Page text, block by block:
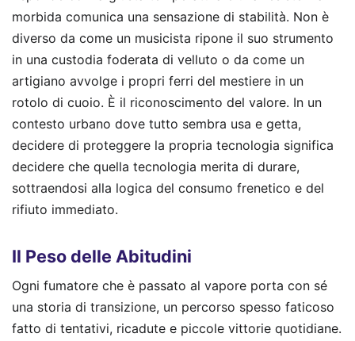
morbida comunica una sensazione di stabilità. Non è
diverso da come un musicista ripone il suo strumento
in una custodia foderata di velluto o da come un
artigiano avvolge i propri ferri del mestiere in un
rotolo di cuoio. È il riconoscimento del valore. In un
contesto urbano dove tutto sembra usa e getta,
decidere di proteggere la propria tecnologia significa
decidere che quella tecnologia merita di durare,
sottraendosi alla logica del consumo frenetico e del
rifiuto immediato.
Il Peso delle Abitudini
Ogni fumatore che è passato al vapore porta con sé
una storia di transizione, un percorso spesso faticoso
fatto di tentativi, ricadute e piccole vittorie quotidiane.